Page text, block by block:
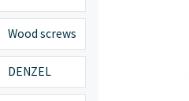
Wood screws
DENZEL